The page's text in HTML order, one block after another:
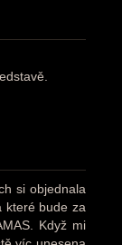
si objednala
které bude za
Když mi